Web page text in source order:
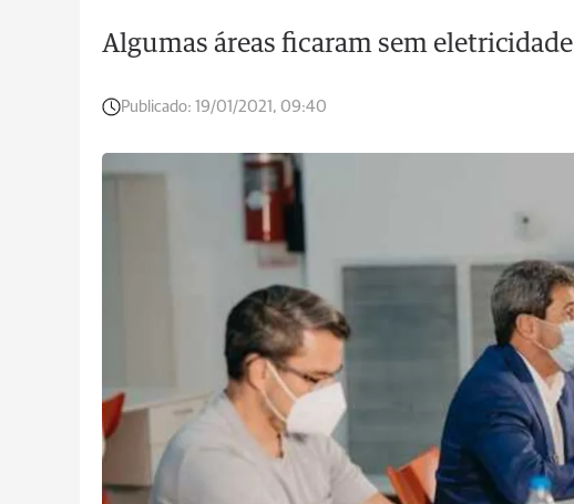
Algumas áreas ficaram sem eletricidade
Publicado: 19/01/2021, 09:40